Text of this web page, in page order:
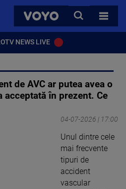
VOYO
CAUTA
TOATE
NEWS LIVE
de AVC ar putea avea o
acceptată în prezent. Ce
04-07-2026 | 17:00
Unul dintre cele
mai frecvente
tipuri de
accident
vascular